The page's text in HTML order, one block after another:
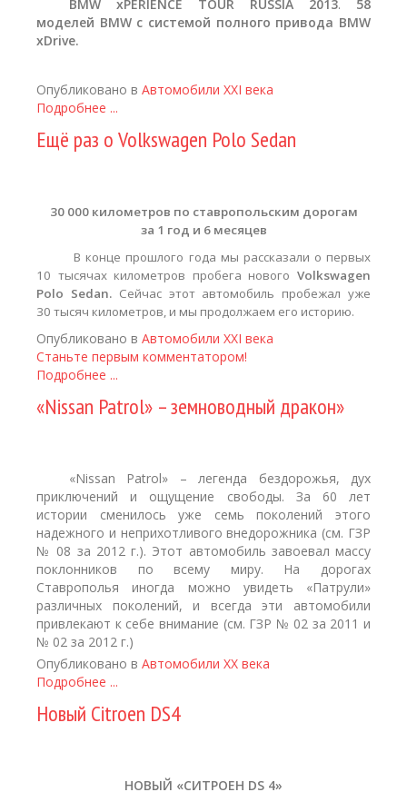
BMW xPERIENCE TOUR RUSSIA 2013. 58
моделей BMW с системой полного привода BMW
xDrive.
Опубликовано в Автомобили XXI века
Подробнее ...
Ещё раз о Volkswagen Polo Sedan
30 000 километров по ставропольским дорогам
за 1 год и 6 месяцев
В конце прошлого года мы рассказали о первых
10 тысячах километров пробега нового Volkswagen
Polo Sedan. Сейчас этот автомобиль пробежал уже
30 тысяч километров, и мы продолжаем его историю.
Опубликовано в Автомобили XXI века
Станьте первым комментатором!
Подробнее ...
«Nissan Patrol» – земноводный дракон»
«Nissan Patrol» – легенда бездорожья, дух
приключений и ощущение свободы. За 60 лет
истории сменилось уже семь поколений этого
надежного и неприхотливого внедорожника (см. ГЗР
№ 08 за 2012 г.). Этот автомобиль завоевал массу
поклонников по всему миру. На дорогах
Ставрополья иногда можно увидеть «Патрули»
различных поколений, и всегда эти автомобили
привлекают к себе внимание (см. ГЗР № 02 за 2011 и
№ 02 за 2012 г.)
Опубликовано в Автомобили XX века
Подробнее ...
Новый Citroen DS4
НОВЫЙ «СИТРОЕН DS 4»